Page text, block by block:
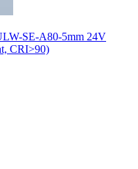
SE-A80-5mm 24V
CRI>90)